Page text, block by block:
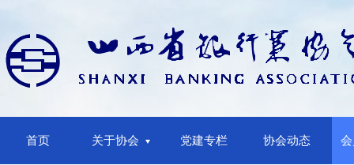
首页 关于协会 党建专栏 协会动态